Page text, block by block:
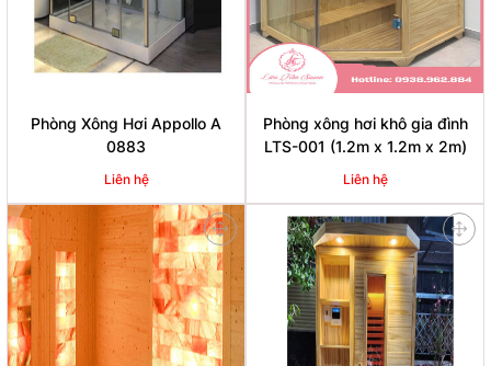
Phòng Xông Hơi Appollo A
0883
Liên hệ
Phòng xông hơi khô gia đình
LTS-001 (1.2m x 1.2m x 2m)
Liên hệ